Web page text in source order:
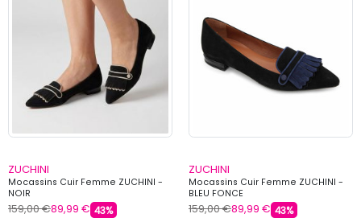
ZUCHINI
Mocassins Cuir Femme ZUCHINI -
NOIR
159,00 €89,99 € 43%
ZUCHINI
Mocassins Cuir Femme ZUCHINI -
BLEU FONCE
159,00 €89,99 € 43%